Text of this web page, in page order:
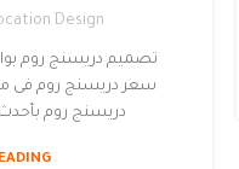
Design
تصميم دريسنج روم
سعر دريسنج روم فى
دريسنج روم بأحدث